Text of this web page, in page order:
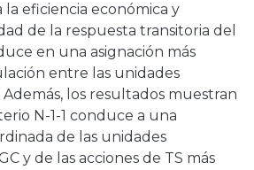
la eficiencia económica y
de la respuesta transitoria del
en una asignación más
entre las unidades
Además, los resultados muestran
N-1-1 conduce a una
de las unidades
y de las acciones de TS más